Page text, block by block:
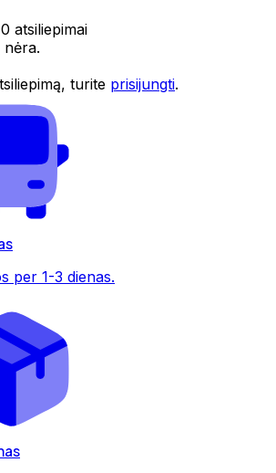
0 atsiliepimai
nėra.
turite prisijungti.
per 1-3 dienas.